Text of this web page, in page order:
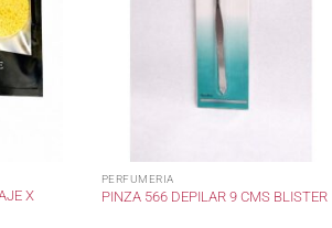
X
PERFUMERIA
PINZA 566 DEPILAR 9 CMS BLISTER